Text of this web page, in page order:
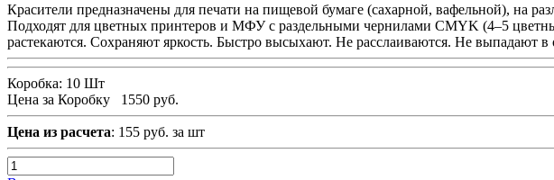
Красители предназначены для печати на пищевой бумаге (сахарной, вафельной), на
Подходят для цветных принтеров и МФУ с раздельными чернилами CMYK (4–5
растекаются. Сохраняют яркость. Быстро высыхают. Не расслаиваются. Не выпадают в
Коробка: 10 Шт
Цена за Коробку
1550 руб.
Цена из расчета: 155 руб. за шт